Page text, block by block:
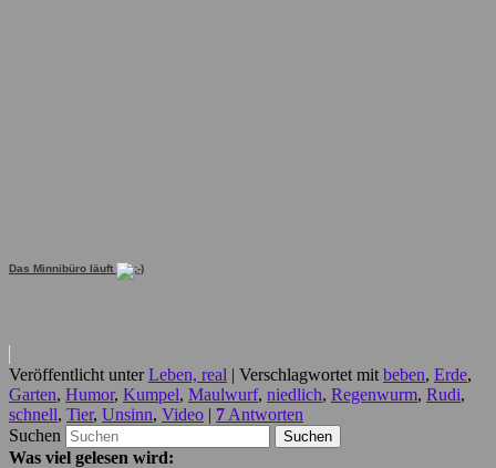
Das Minnibüro läuft
Veröffentlicht unter Leben, real | Verschlagwortet mit beben, Erde,
Garten, Humor, Kumpel, Maulwurf, niedlich, Regenwurm, Rudi,
schnell, Tier, Unsinn, Video | 7 Antworten
Suchen
Was viel gelesen wird: